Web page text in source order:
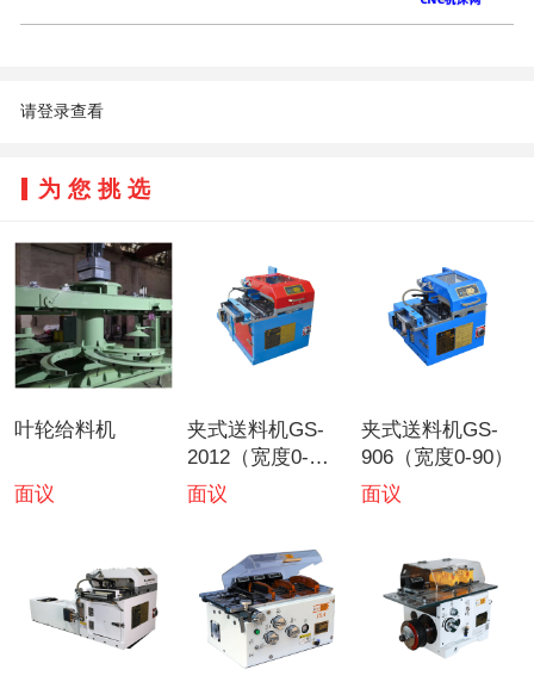
请登录查看
为您挑选
叶轮给料机
面议
夹式送料机GS-
2012（宽度0-
200）
面议
夹式送料机GS-
906（宽度0-90）
面议